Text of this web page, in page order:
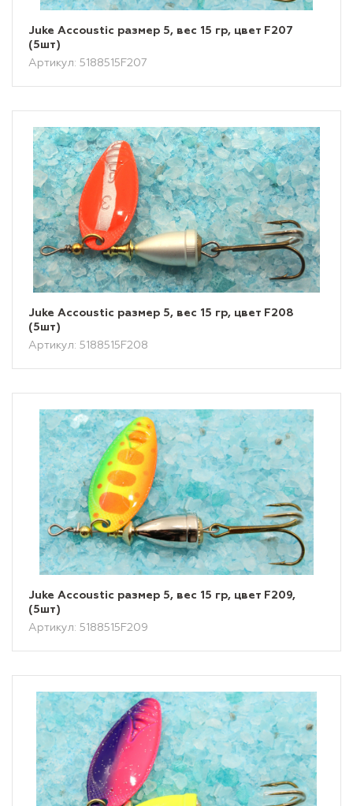
Juke Accoustic размер 5, вес 15 гр, цвет F207
(5шт)
Артикул: 5188515F207
Juke Accoustic размер 5, вес 15 гр, цвет F208
(5шт)
Артикул: 5188515F208
Juke Accoustic размер 5, вес 15 гр, цвет F209,
(5шт)
Артикул: 5188515F209